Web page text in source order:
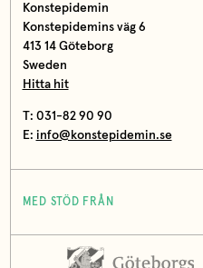
Konstepidemin
Konstepidemins väg 6
413 14 Göteborg
Sweden
Hitta hit
T: 031-82 90 90
E: info@konstepidemin.se
MED STÖD FRÅN